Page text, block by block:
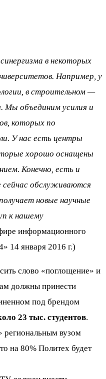
в некоторых
Например, у
в строительном —
Мы объединим усилия и
которых по
У нас есть центры
хорошо оснащены
Конечно, есть и
сейчас обслуживаются
новые научные
к нашему
информационного
14 января 2016 г.)
слово «поглощение» и
должны принести
под брендом
23 тыс. студентов.
региональным вузом
на 80% Политех будет